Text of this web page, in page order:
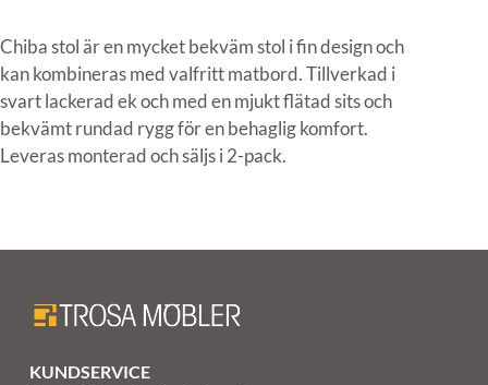
Chiba stol är en mycket bekväm stol i fin design och
kan kombineras med valfritt matbord. Tillverkad i
svart lackerad ek och med en mjukt flätad sits och
bekvämt rundad rygg för en behaglig komfort.
Leveras monterad och säljs i 2-pack.
KUNDSERVICE